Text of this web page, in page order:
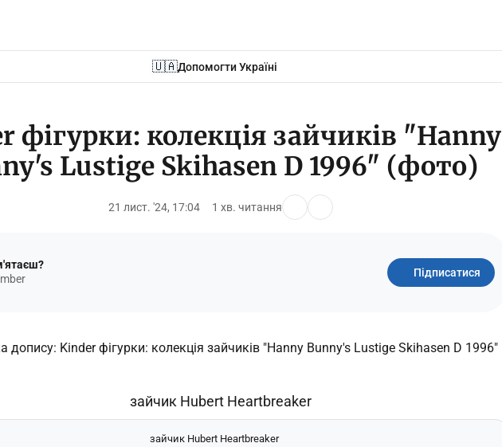
🇺🇦Допомогти Україні
фігурки: колекція зайчиків "Hanny
Lustige Skihasen D 1996" (фото)
21 лист. '24, 17:04 1 хв. читання
Підписатися
зайчик Hubert Heartbreaker